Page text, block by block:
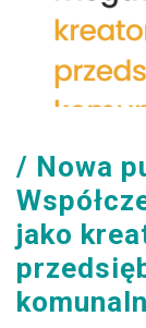
Nowa
jako